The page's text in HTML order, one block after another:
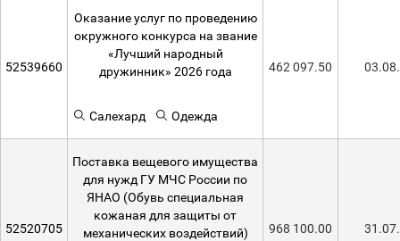
52539660
Оказание услуг по проведению
окружного конкурса на звание
«Лучший народный
дружинник» 2026 года
Салехард Одежда
462 097.50
52520705
Поставка вещевого имущества
для нужд ГУ МЧС России по
ЯНАО (Обувь специальная
кожаная для защиты от
механических воздействий)
968 100.00